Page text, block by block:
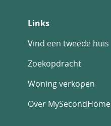
Links
Vind een tweede huis
Zoekopdracht
Woning verkopen
Over MySecondHome